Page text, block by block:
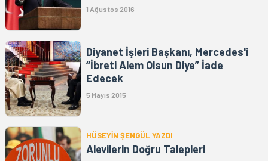
1 Ağustos 2016
Diyanet İşleri Başkanı, Mercedes'i
“İbreti Alem Olsun Diye” İade
Edecek
5 Mayıs 2015
HÜSEYİN ŞENGÜL YAZDI
Alevilerin Doğru Talepleri